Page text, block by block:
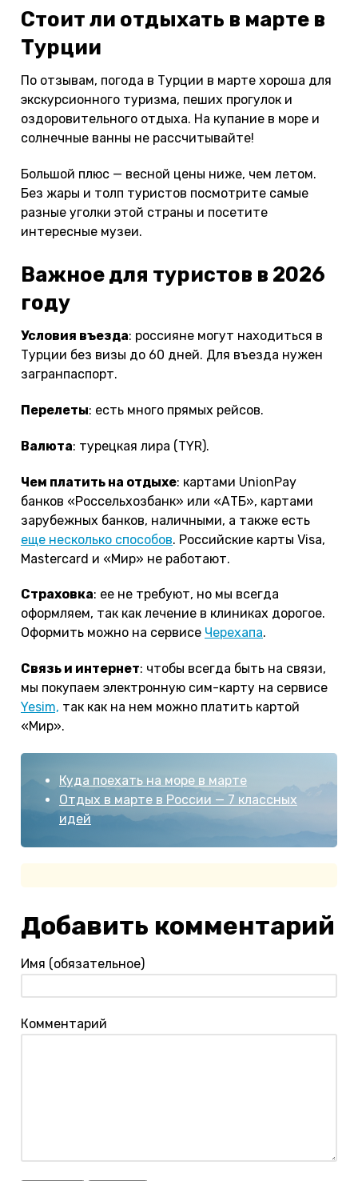
Стоит ли отдыхать в марте в
Турции
По отзывам, погода в Турции в марте хороша для
экскурсионного туризма, пеших прогулок и
оздоровительного отдыха. На купание в море и
солнечные ванны не рассчитывайте!
Большой плюс — весной цены ниже, чем летом.
Без жары и толп туристов посмотрите самые
разные уголки этой страны и посетите
интересные музеи.
Важное для туристов в 2026
году
Условия въезда: россияне могут находиться в
Турции без визы до 60 дней. Для въезда нужен
загранпаспорт.
Перелеты: есть много прямых рейсов.
Валюта: турецкая лира (TYR).
Чем платить на отдыхе: картами UnionPay
банков «Россельхозбанк» или «АТБ», картами
зарубежных банков, наличными, а также есть
еще несколько способов. Российские карты Visa,
Mastercard и «Мир» не работают.
Страховка: ее не требуют, но мы всегда
оформляем, так как лечение в клиниках дорогое.
Оформить можно на сервисе Черехапа.
Связь и интернет: чтобы всегда быть на связи,
мы покупаем электронную сим-карту на сервисе
Yesim, так как на нем можно платить картой
«Мир».
Куда поехать на море в марте
Отдых в марте в России — 7 классных
идей
Добавить комментарий
Имя (обязательное)
Комментарий